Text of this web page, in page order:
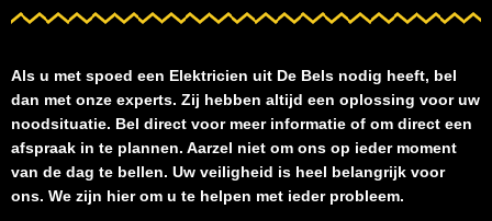
Als u met spoed een Elektricien uit De Bels nodig heeft, bel
dan met onze experts. Zij hebben altijd een oplossing voor uw
noodsituatie. Bel direct voor meer informatie of om direct een
afspraak in te plannen. Aarzel niet om ons op ieder moment
van de dag te bellen. Uw veiligheid is heel belangrijk voor
ons. We zijn hier om u te helpen met ieder probleem.